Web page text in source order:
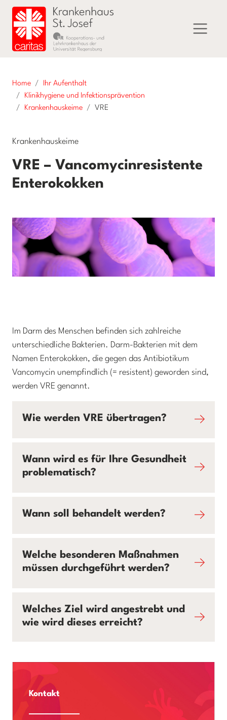
Home
Ihr Aufenthalt
Klinikhygiene und Infektionsprävention
Krankenhauskeime
VRE
Krankenhauskeime
VRE – Vancomycinresistente
Enterokokken
Im Darm des Menschen befinden sich zahlreiche
unterschiedliche Bakterien. Darm-Bakterien mit dem
Namen Enterokokken, die gegen das Antibiotikum
Vancomycin unempfindlich (= resistent) geworden sind,
werden VRE genannt.
Wie werden VRE übertragen?
Wann wird es für Ihre Gesundheit
problematisch?
Wann soll behandelt werden?
Welche besonderen Maßnahmen
müssen durchgeführt werden?
Welches Ziel wird angestrebt und
wie wird dieses erreicht?
Kontakt